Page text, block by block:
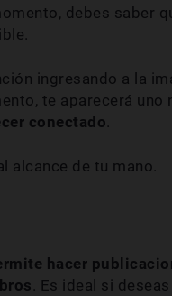
debes saber
ingresando a la
te aparecerá uno
conectado
alcance de tu mano.
hacer
. Es ideal si